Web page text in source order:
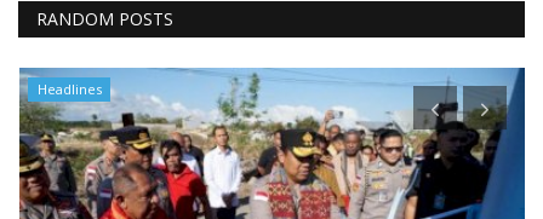
RANDOM POSTS
Headlines